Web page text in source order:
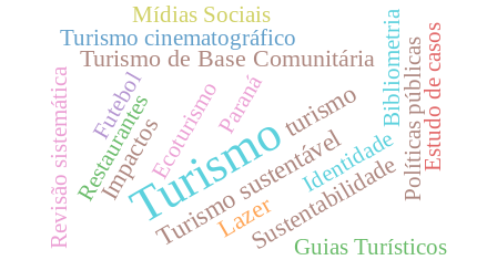
Turismo
Turismo sustentável
turismo
Impactos
LazerSustentabilidade
Turismo de Base Comunitária
Ecoturismo
Turismo cinematográfico
Mídias Sociais
Políticas públicas
Restaurantes Paraná Bibliometria
Identidade
Guias Turísticos
Futebol
Revisão sistemática Estudo de casos